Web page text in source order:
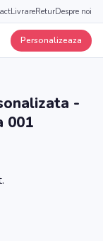
LivrareReturDespre noi
Personalizeaza
-
001